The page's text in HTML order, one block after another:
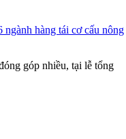
hàng tái cơ cấu nông
góp nhiều, tại lễ tổng